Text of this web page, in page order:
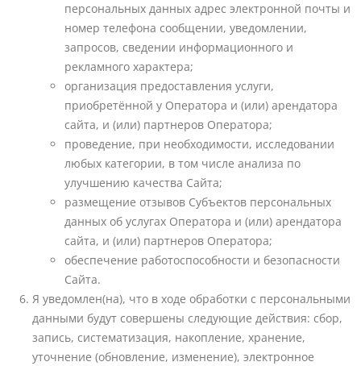
персональных данных адрес электронной почты и
номер телефона сообщении, уведомлении,
запросов, сведении информационного и
рекламного характера;
организация предоставления услуги,
приобретённой у Оператора и (или) арендатора
сайта, и (или) партнеров Оператора;
проведение, при необходимости, исследовании
любых категории, в том числе анализа по
улучшению качества Сайта;
размещение отзывов Субъектов персональных
данных об услугах Оператора и (или) арендатора
сайта, и (или) партнеров Оператора;
обеспечение работоспособности и безопасности
Сайта.
Я уведомлен(на), что в ходе обработки с персональными
данными будут совершены следующие действия: сбор,
запись, систематизация, накопление, хранение,
уточнение (обновление, изменение), электронное